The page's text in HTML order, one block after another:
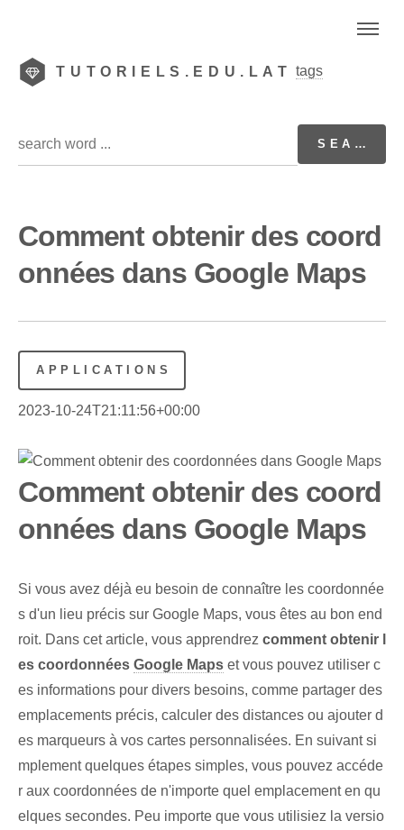
TUTORIELS.EDU.LAT tags
Comment obtenir des coord
onnées dans Google Maps
APPLICATIONS
2023-10-24T21:11:56+00:00
Comment obtenir des coord
onnées dans Google Maps
Si vous avez déjà eu besoin de connaître les coordonnée
s d'un lieu précis sur Google Maps, vous êtes au bon end
roit. Dans cet article, vous apprendrez comment obtenir l
es ‌coordonnées⁢ Google Maps et vous pouvez utiliser c
es informations pour divers besoins, comme partager des
emplacements précis, calculer des distances ou ajouter d
es marqueurs à vos cartes personnalisées. En suivant si
mplement quelques étapes simples, vous pouvez accéde
r aux coordonnées de n'importe quel emplacement en qu
elques secondes. Peu importe que vous utilisiez la versio